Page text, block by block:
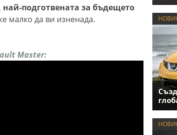
подготвената за бъдещето
малко да ви изненада.
Master: